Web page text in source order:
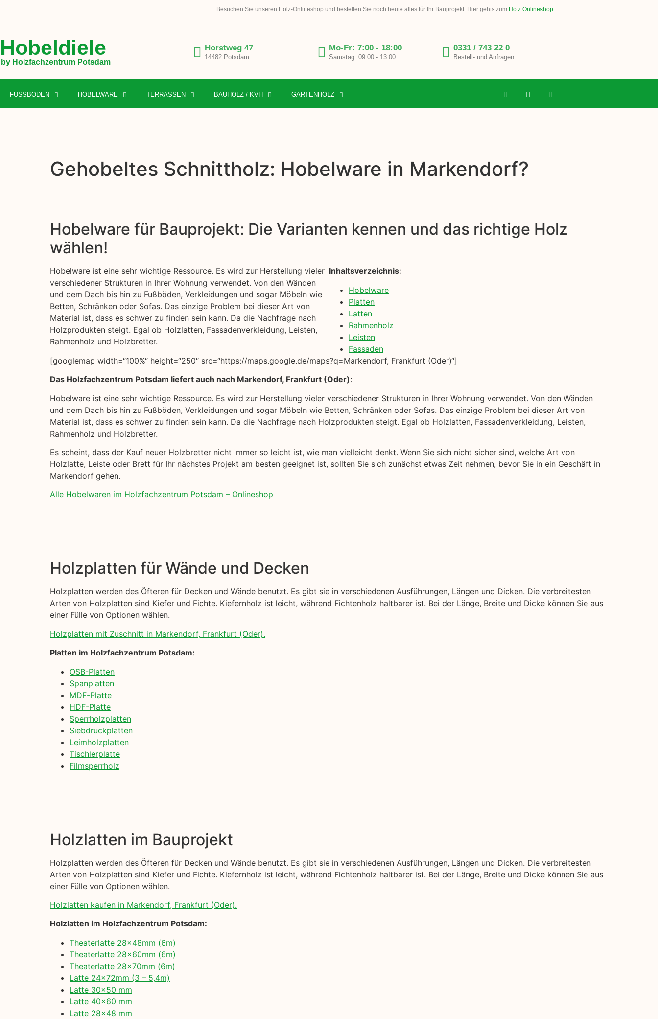
Besuchen Sie unseren Holz-Onlineshop und bestellen Sie noch heute alles für Ihr Bauprojekt. Hier gehts zum Holz Onlineshop
Hobeldiele
by Holzfachzentrum Potsdam
Horstweg 47
14482 Potsdam
Mo-Fr: 7:00 - 18:00
Samstag: 09:00 - 13:00
0331 / 743 22 0
Bestell- und Anfragen
FUSSBODEN HOBELWARE TERRASSEN BAUHOLZ / KVH GARTENHOLZ
Gehobeltes Schnittholz: Hobelware in Markendorf?
Hobelware für Bauprojekt: Die Varianten kennen und das richtige Holz
wählen!
Hobelware ist eine sehr wichtige Ressource. Es wird zur Herstellung vieler
verschiedener Strukturen in Ihrer Wohnung verwendet. Von den Wänden
und dem Dach bis hin zu Fußböden, Verkleidungen und sogar Möbeln wie
Betten, Schränken oder Sofas. Das einzige Problem bei dieser Art von
Material ist, dass es schwer zu finden sein kann. Da die Nachfrage nach
Holzprodukten steigt. Egal ob Holzlatten, Fassadenverkleidung, Leisten,
Rahmenholz und Holzbretter.
Inhaltsverzeichnis:
Hobelware
Platten
Latten
Rahmenholz
Leisten
Fassaden
[googlemap width=“100%“ height=“250″ src=“https://maps.google.de/maps?q=Markendorf, Frankfurt (Oder)“]
Das Holzfachzentrum Potsdam liefert auch nach Markendorf, Frankfurt (Oder):
Hobelware ist eine sehr wichtige Ressource. Es wird zur Herstellung vieler verschiedener Strukturen in Ihrer Wohnung verwendet. Von den Wänden
und dem Dach bis hin zu Fußböden, Verkleidungen und sogar Möbeln wie Betten, Schränken oder Sofas. Das einzige Problem bei dieser Art von
Material ist, dass es schwer zu finden sein kann. Da die Nachfrage nach Holzprodukten steigt. Egal ob Holzlatten, Fassadenverkleidung, Leisten,
Rahmenholz und Holzbretter.
Es scheint, dass der Kauf neuer Holzbretter nicht immer so leicht ist, wie man vielleicht denkt. Wenn Sie sich nicht sicher sind, welche Art von
Holzlatte, Leiste oder Brett für Ihr nächstes Projekt am besten geeignet ist, sollten Sie sich zunächst etwas Zeit nehmen, bevor Sie in ein Geschäft in
Markendorf gehen.
Alle Hobelwaren im Holzfachzentrum Potsdam – Onlineshop
Holzplatten für Wände und Decken
Holzplatten werden des Öfteren für Decken und Wände benutzt. Es gibt sie in verschiedenen Ausführungen, Längen und Dicken. Die verbreitesten
Arten von Holzplatten sind Kiefer und Fichte. Kiefernholz ist leicht, während Fichtenholz haltbarer ist. Bei der Länge, Breite und Dicke können Sie aus
einer Fülle von Optionen wählen.
Holzplatten mit Zuschnitt in Markendorf, Frankfurt (Oder).
Platten im Holzfachzentrum Potsdam:
OSB-Platten
Spanplatten
MDF-Platte
HDF-Platte
Sperrholzplatten
Siebdruckplatten
Leimholzplatten
Tischlerplatte
Filmsperrholz
Holzlatten im Bauprojekt
Holzplatten werden des Öfteren für Decken und Wände benutzt. Es gibt sie in verschiedenen Ausführungen, Längen und Dicken. Die verbreitesten
Arten von Holzplatten sind Kiefer und Fichte. Kiefernholz ist leicht, während Fichtenholz haltbarer ist. Bei der Länge, Breite und Dicke können Sie aus
einer Fülle von Optionen wählen.
Holzlatten kaufen in Markendorf, Frankfurt (Oder).
Holzlatten im Holzfachzentrum Potsdam:
Theaterlatte 28x48mm (6m)
Theaterlatte 28x60mm (6m)
Theaterlatte 28x70mm (6m)
Latte 24x72mm (3 – 5,4m)
Latte 30×50 mm
Latte 40×60 mm
Latte 28×48 mm